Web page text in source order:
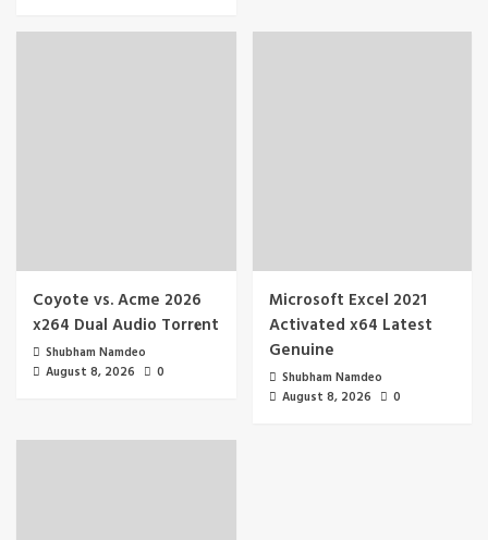
Coyote vs. Acme 2026
x264 Dual Audio Torr𝐞nt
Shubham Namdeo
August 8, 2026
0
Microsoft Excel 2021
Activated x64 Latest
Genuine
Shubham Namdeo
August 8, 2026
0